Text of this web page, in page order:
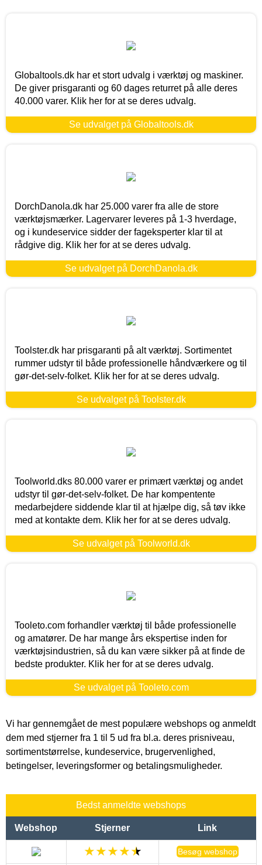
Globaltools.dk har et stort udvalg i værktøj og maskiner.
De giver prisgaranti og 60 dages returret på alle deres
40.000 varer. Klik her for at se deres udvalg.
Se udvalget på Globaltools.dk
DorchDanola.dk har 25.000 varer fra alle de store
værktøjsmærker. Lagervarer leveres på 1-3 hverdage,
og i kundeservice sidder der fageksperter klar til at
rådgive dig. Klik her for at se deres udvalg.
Se udvalget på DorchDanola.dk
Toolster.dk har prisgaranti på alt værktøj. Sortimentet
rummer udstyr til både professionelle håndværkere og til
gør-det-selv-folket. Klik her for at se deres udvalg.
Se udvalget på Toolster.dk
Toolworld.dks 80.000 varer er primært værktøj og andet
udstyr til gør-det-selv-folket. De har kompentente
medarbejdere siddende klar til at hjælpe dig, så tøv ikke
med at kontakte dem. Klik her for at se deres udvalg.
Se udvalget på Toolworld.dk
Tooleto.com forhandler værktøj til både professionelle
og amatører. De har mange års ekspertise inden for
værktøjsindustrien, så du kan være sikker på at finde de
bedste produkter. Klik her for at se deres udvalg.
Se udvalget på Tooleto.com
Vi har gennemgået de mest populære webshops og anmeldt
dem med stjerner fra 1 til 5 ud fra bl.a. deres prisniveau,
sortimentstørrelse, kundeservice, brugervenlighed,
betingelser, leveringsformer og betalingsmuligheder.
Bedst anmeldte webshops
Webshop Stjerner Link
Besøg webshop